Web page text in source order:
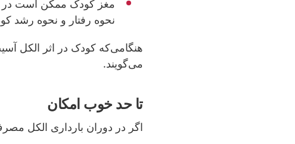
مغز کودک ممکن است در
نحوه رفتار و نحوه رشد
هنگامی‌که کودک در اثر الکل
می‌گویند.
تا حد خوب امکان
اگر در دوران بارداری الکل